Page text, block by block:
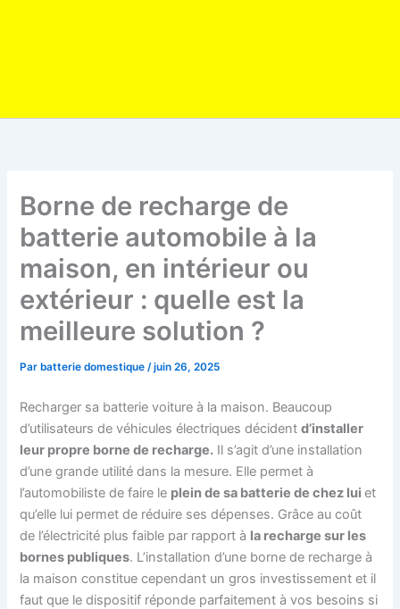
Borne de recharge de
batterie automobile à la
maison, en intérieur ou
extérieur : quelle est la
meilleure solution ?
Par batterie domestique/juin 26, 2025
Recharger sa batterie voiture à la maison. Beaucoup
d’utilisateurs de véhicules électriques décidentd’installer
leur propre borne de recharge. Il s’agit d’une installation
d’une grande utilité dans la mesure. Elle permet à
l’automobiliste de faire le plein de sa batterie de chez luiet
qu’elle lui permet de réduire ses dépenses. Grâce au coût
de l’électricité plus faible par rapport à la recharge sur les
bornes publiques. L’installation d’une borne de recharge à
la maison constitue cependant un gros investissement et il
faut que le dispositif réponde parfaitement à vos besoins si